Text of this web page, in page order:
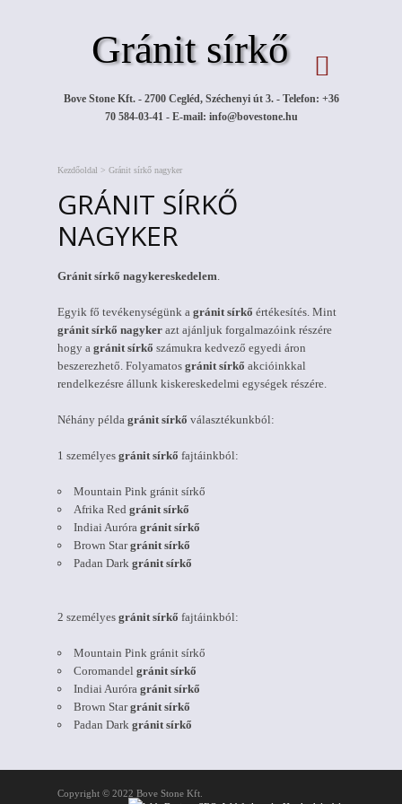
Gránit sírkő
Bove Stone Kft. - 2700 Cegléd, Széchenyi út 3. - Telefon: +36
70 584-03-41 - E-mail: info@bovestone.hu
Kezdőoldal > Gránit sírkő nagyker
GRÁNIT SÍRKŐ
NAGYKER
Gránit sírkő nagykereskedelem.
Egyik fő tevékenységünk a gránit sírkő értékesítés. Mint
gránit sírkő nagyker azt ajánljuk forgalmazóink részére
hogy a gránit sírkő számukra kedvező egyedi áron
beszerezhető. Folyamatos gránit sírkő akcióinkkal
rendelkezésre állunk kiskereskedelmi egységek részére.
Néhány példa gránit sírkő választékunkból:
1 személyes gránit sírkő fajtáinkból:
Mountain Pink gránit sírkő
Afrika Red gránit sírkő
Indiai Auróra gránit sírkő
Brown Stargránit sírkő
Padan Dark gránit sírkő
2 személyes gránit sírkő fajtáinkból:
Mountain Pink gránit sírkő
Coromandel gránit sírkő
Indiai Auróra gránit sírkő
Brown Stargránit sírkő
Padan Dark gránit sírkő
Copyright © 2022 Bove Stone Kft.